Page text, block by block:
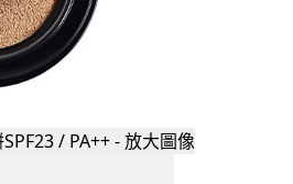
/ PA++ - 放大圖像